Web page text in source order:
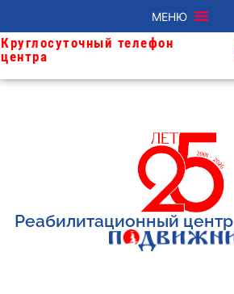
МЕНЮ
Круглосуточный телефон
центра
Реабилитационный центр